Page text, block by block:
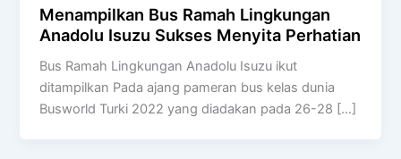
Menampilkan Bus Ramah Lingkungan
Anadolu Isuzu Sukses Menyita Perhatian
Bus Ramah Lingkungan Anadolu Isuzu ikut
ditampilkan Pada ajang pameran bus kelas dunia
Busworld Turki 2022 yang diadakan pada 26-28 […]